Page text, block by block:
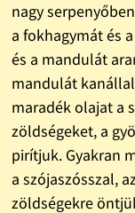
nagy
a fokhagymát és
és a mandulát
mandulát
maradék olajat a
zöldségeket, a
pirítjuk. Gyakran
a szójaszósszal,
zöldségekre